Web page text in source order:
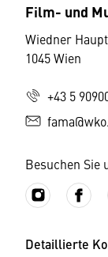
Film- und
Wiedner
1045 Wien
+43 5
Besuchen Sie
Detaillierte